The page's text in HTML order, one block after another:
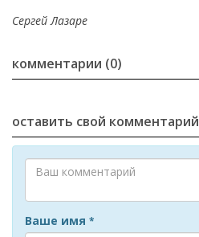
Сергей Лазаре
комментарии (0)
оставить свой комментарий
Ваше имя *